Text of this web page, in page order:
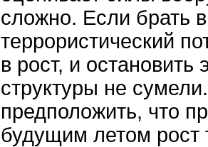
сложно. Если брать
террористический
в рост, и остановить
структуры не
предположить, что
будущим летом рост